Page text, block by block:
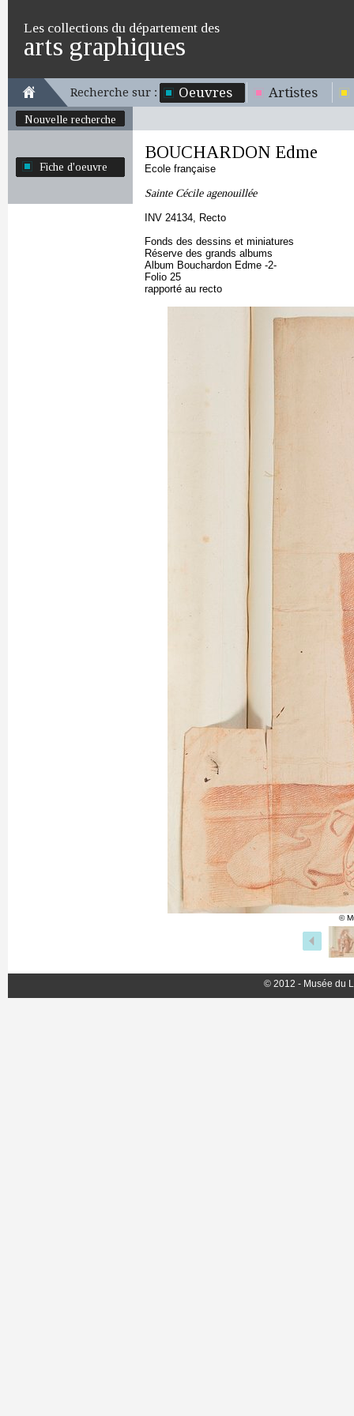
Les collections du département des
arts graphiques
Recherche sur : Oeuvres Artistes
Nouvelle recherche
Fiche d'oeuvre
BOUCHARDON Edme
Ecole française
Sainte Cécile agenouillée
INV 24134, Recto
Fonds des dessins et miniatures
Réserve des grands albums
Album Bouchardon Edme -2-
Folio 25
rapporté au recto
©
© 2012 - Musée du